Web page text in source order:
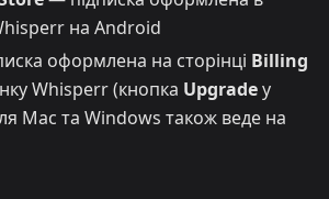
на Android
оформлена на сторінці Billing
Whisperr (кнопка Upgradeу
Mac та Windows також веде на